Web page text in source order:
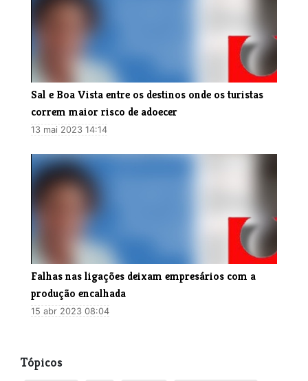
Sal e Boa Vista entre os destinos onde os turistas
correm maior risco de adoecer
13 mai 2023 14:14
Falhas nas ligações deixam empresários com a
produção encalhada
15 abr 2023 08:04
Tópicos